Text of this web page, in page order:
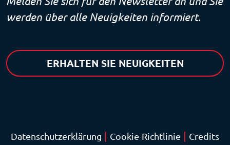
werden über alle Neuigkeiten informiert.
ERHALTEN SIE NEUIGKEITEN
Datenschutzerklärung Cookie-Richtlinie Credits